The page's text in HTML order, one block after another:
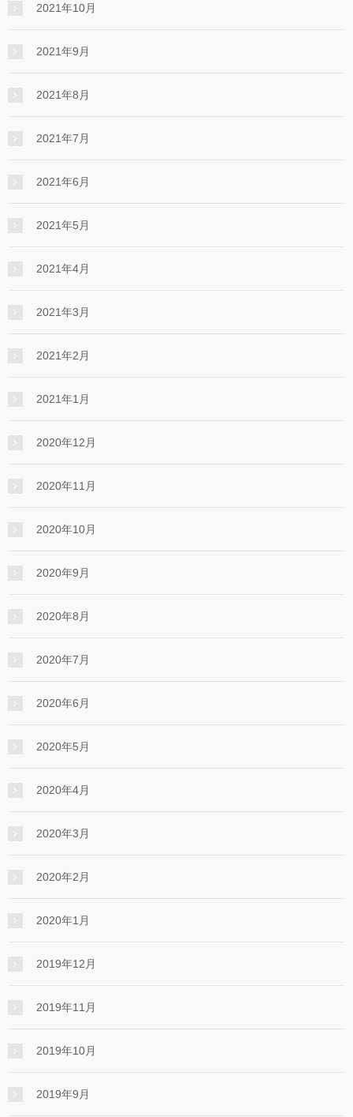
2021年10月
2021年9月
2021年8月
2021年7月
2021年6月
2021年5月
2021年4月
2021年3月
2021年2月
2021年1月
2020年12月
2020年11月
2020年10月
2020年9月
2020年8月
2020年7月
2020年6月
2020年5月
2020年4月
2020年3月
2020年2月
2020年1月
2019年12月
2019年11月
2019年10月
2019年9月